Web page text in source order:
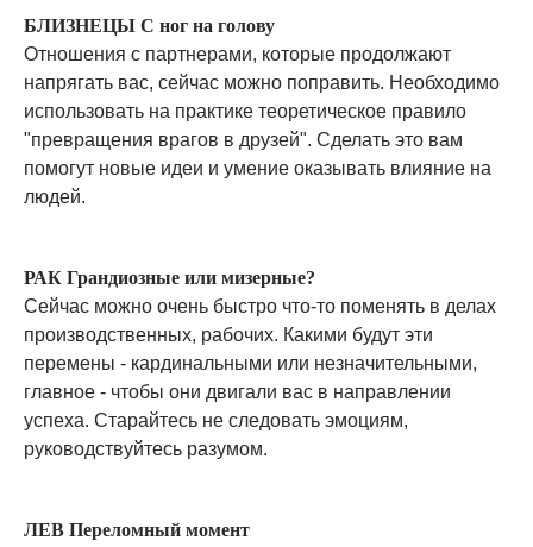
БЛИЗНЕЦЫ С ног на голову
Отношения с партнерами, которые продолжают
напрягать вас, сейчас можно поправить. Необходимо
использовать на практике теоретическое правило
"превращения врагов в друзей". Сделать это вам
помогут новые идеи и умение оказывать влияние на
людей.
РАК Грандиозные или мизерные?
Сейчас можно очень быстро что-то поменять в делах
производственных, рабочих. Какими будут эти
перемены - кардинальными или незначительными,
главное - чтобы они двигали вас в направлении
успеха. Старайтесь не следовать эмоциям,
руководствуйтесь разумом.
ЛЕВ Переломный момент